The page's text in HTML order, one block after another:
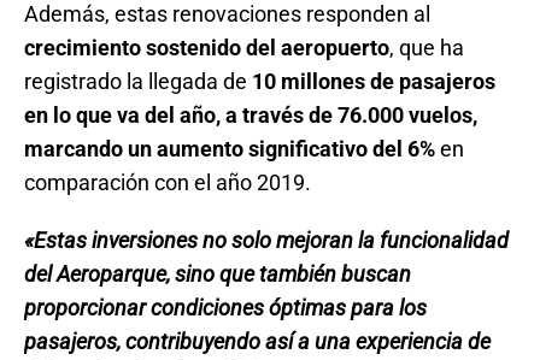
Además, estas renovaciones responden al
crecimiento sostenido del aeropuerto, que ha
registrado la llegada de 10 millones de pasajeros
en lo que va del año, a través de 76.000 vuelos,
marcando un aumento significativo del 6%en
comparación con el año 2019.
«Estas inversiones no solo mejoran la funcionalidad
del Aeroparque, sino que también buscan
proporcionar condiciones óptimas para los
pasajeros, contribuyendo así a una experiencia de